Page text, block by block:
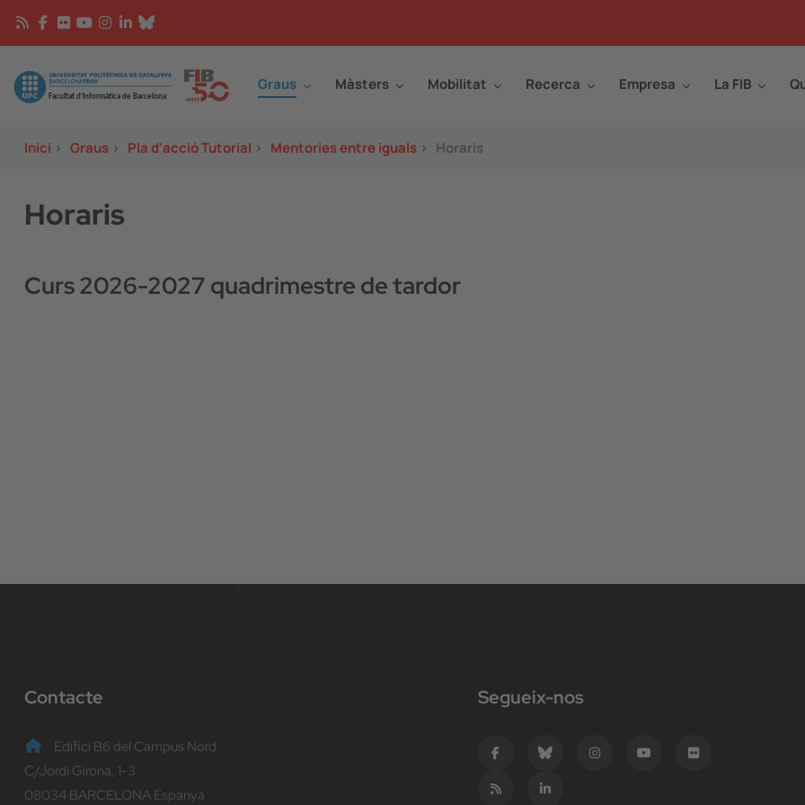
Vés al contingut
Image Graus Màsters Mobilitat Recerca Empresa La FIB
Inici > Graus > Pla d'acció Tutorial > Mentories entre iguals > Horaris
Horaris
Curs 2026-2027 quadrimestre de tardor
Contacte
Edifici B6 del Campus Nord
C/Jordi Girona, 1-3
08034 BARCELONA Espanya
Segueix-nos